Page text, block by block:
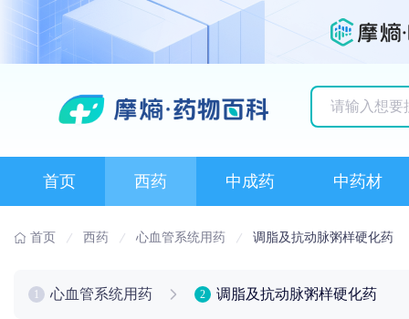
首页 西药 中成药 中药材
首页 西药 心血管系统用药 调脂及抗动脉粥样硬化药
心血管系统用药 2 调脂及抗动脉粥样硬化药